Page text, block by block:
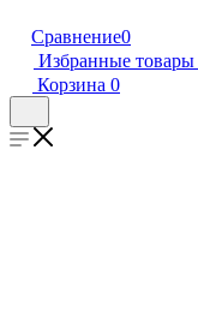
Сравнение0
Избранные товары
Корзина 0